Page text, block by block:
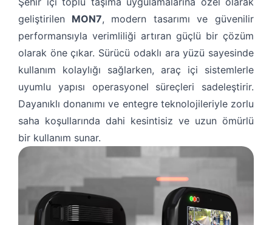
geliştirilen MON7, modern tasarımı ve güvenilir
performansıyla verimliliği artıran güçlü bir çözüm
olarak öne çıkar. Sürücü odaklı ara yüzü sayesinde
kullanım kolaylığı sağlarken, araç içi sistemlerle
uyumlu yapısı operasyonel süreçleri sadeleştirir.
Dayanıklı donanımı ve entegre teknolojileriyle zorlu
saha koşullarında dahi kesintisiz ve uzun ömürlü
bir kullanım sunar.